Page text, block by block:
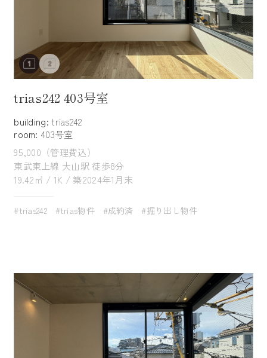
trias242 403号室
building: trias242
room: 403号室
95,000（管理費込）
東武東上線 大山駅 徒歩8分
19.42㎡ / 1K / 築2024年1月末
#trias242 #trias物件 #成約済 #掘り出し物件